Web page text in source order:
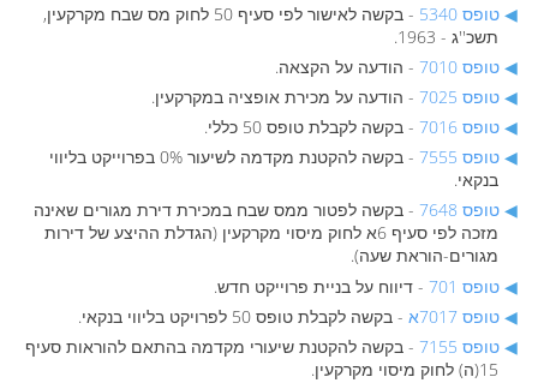
טופס 5340
- בקשה לאישור לפי סעיף 50 לחוק מס שבח מקרקעין,
תשכ''ג - 1963.
טופס 7010
- הודעה על הקצאה.
טופס 7025
- הודעה על מכירת אופציה במקרקעין.
טופס 7016
- בקשה לקבלת טופס 50 כללי.
טופס 7555
- בקשה להקטנת מקדמה לשיעור 0% בפרוייקט בליווי
בנקאי.
טופס 7648
- בקשה לפטור ממס שבח במכירת דירת מגורים שאינה
מזכה לפי סעיף 6א לחוק מיסוי מקרקעין (הגדלת ההיצע של דירות
מגורים-הוראת שעה).
טופס 701
- דיווח על בניית פרוייקט חדש.
טופס 7017א
- בקשה לקבלת טופס 50 לפרויקט בליווי בנקאי.
טופס 7155
- בקשה להקטנת שיעורי מקדמה בהתאם להוראות סעיף
15(ה) לחוק מיסוי מקרקעין.